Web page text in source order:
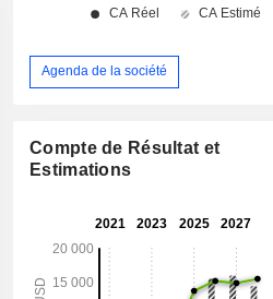
Agenda de la société
Compte de Résultat et
Estimations